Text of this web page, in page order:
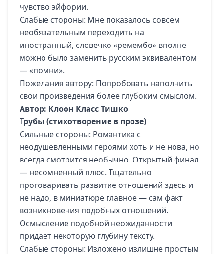
чувство эйфории.
Слабые стороны: Мне показалось совсем
необязательным переходить на
иностранный, словечко «ремембо» вполне
можно было заменить русским эквивалентом
— «помни».
Пожелания автору: Попробовать наполнить
свои произведения более глубоким смыслом.
Автор: Клоон Класс Тишко
Трубы (стихотворение в прозе)
Сильные стороны: Романтика с
неодушевленными героями хоть и не нова, но
всегда смотрится необычно. Открытый финал
— несомненный плюс. Тщательно
проговаривать развитие отношений здесь и
не надо, в миниатюре главное — сам факт
возникновения подобных отношений.
Осмысление подобной неожиданности
придает некоторую глубину тексту.
Слабые стороны: Изложено излишне простым